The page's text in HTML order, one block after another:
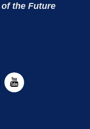
the Future